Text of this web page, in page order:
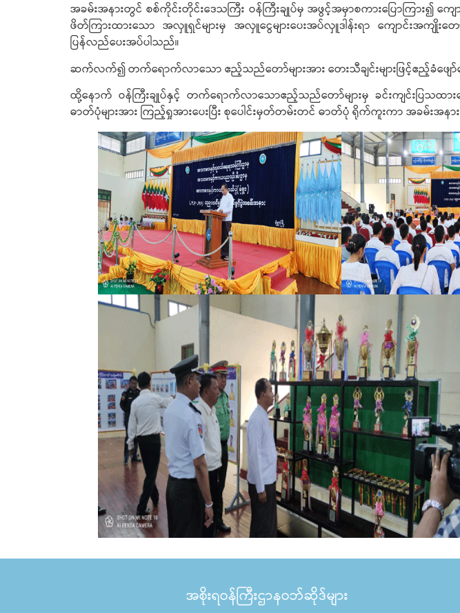
အခမ်းအနားတွင် စစ်ကိုင်းတိုင်းဒေသကြီး ဝန်ကြီးချုပ်မှ အဖွင့်အမှာစကားပြောကြား၍
ဖိတ်ကြားထားသော အလှူရှင်များမှ အလှူငွေများပေးအပ်လှူဒါန်းရာ ကျောင်းအက
ပြန်လည်ပေးအပ်ပါသည်။
ဆက်လက်၍ တက်ရောက်လာသော ဧည့်သည်တော်များအား တေးသီချင်းများဖြင့်ဧည့်ခံဖျော်
ထို့နောက် ဝန်ကြီးချုပ်နှင့် တက်ရောက်လာသောဧည့်သည်တော်များမှ ခင်းကျင်းပြသထား
ဓာတ်ပုံများအား ကြည့်ရှုအားပေးပြီး စုပေါင်းမှတ်တမ်းတင် ဓာတ်ပုံ ရိုက်ကူးကာ အခမ်းအ
အစိုးရဝန်ကြီးဌာနဝဘ်ဆိုဒ်များ